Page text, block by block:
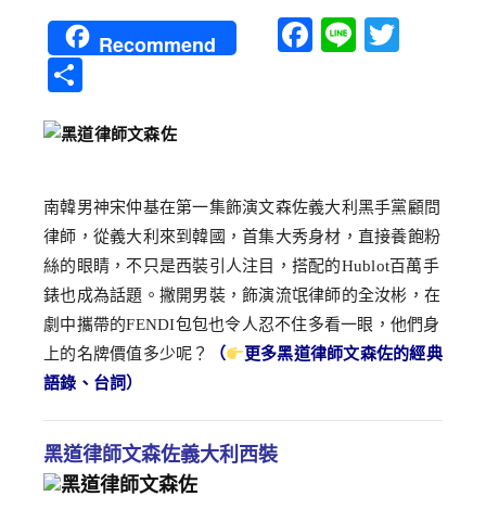
Recommend Facebook
Line
南韓男神宋仲基在第一集飾演文森佐義大利黑手黨顧問
律師，從義大利來到韓國，首集大秀身材，直接養飽粉
絲的眼睛，不只是西裝引人注目，搭配的Hublot百萬手
錶也成為話題。撇開男裝，飾演流氓律師的全汝彬，在
劇中攜帶的FENDI包包也令人忍不住多看一眼，他們身
上的名牌價值多少呢？
（
更多黑道律師文森佐的經典
語錄、台詞）
黑道律師文森佐義大利西裝